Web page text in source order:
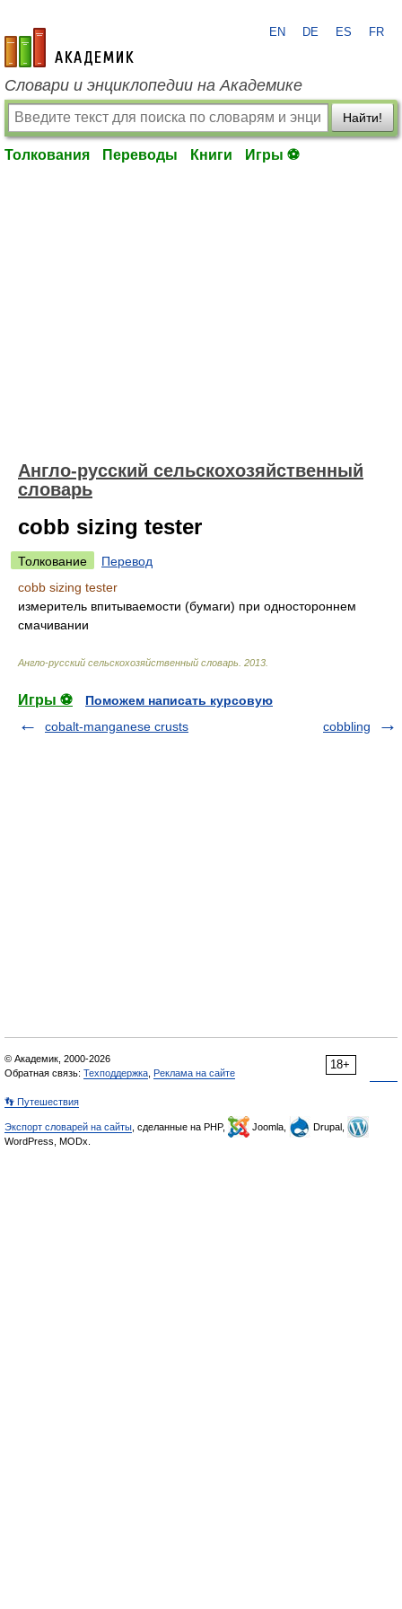
academic.ru
EN DE ES FR
Словари и энциклопедии на Академике
Найти!
Толкования Переводы Книги Игры ⚽
Англо-русский сельскохозяйственный
словарь
cobb sizing tester
Толкование
Перевод
cobb sizing tester
измеритель впитываемости (бумаги) при одностороннем
смачивании
Англо-русский сельскохозяйственный словарь 2013
Игры ⚽
Поможем написать курсовую
cobalt-manganese crusts
cobbling
18+
© Академик, 2000-2026
Обратная связь: Техподдержка Реклама на сайте
👣 Путешествия
Экспорт словарей на сайты , сделанные на PHP, Joomla,
Drupal,
WordPress, MODx.